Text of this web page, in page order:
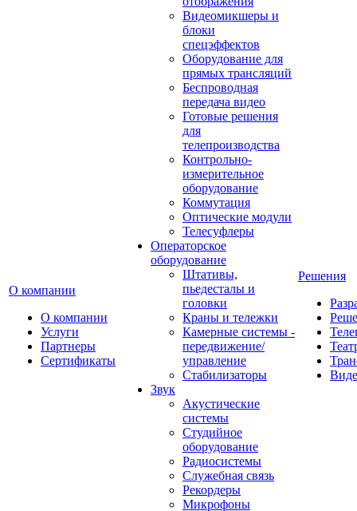
О компании
О компании
Услуги
Партнеры
Сертификаты
Видеомикшеры и
блоки
спецэффектов
Оборудование для
прямых трансляций
Беспроводная
передача видео
Готовые решения
для
телепроизводства
Контрольно-
измерительное
оборудование
Коммутация
Оптические модули
Телесуфлеры
Операторское
оборудование
Штативы,
пьедесталы и
головки
Краны и тележки
Камерные системы -
передвижение/
управление
Стабилизаторы
Звук
Акустические
системы
Студийное
оборудование
Радиосистемы
Служебная связь
Рекордеры
Микрофоны
Решения